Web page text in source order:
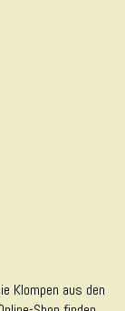
Klompen aus den